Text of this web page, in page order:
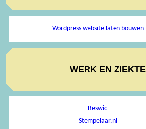
Wordpress website laten bouwen
WERK EN ZIEKTE
Beswic
Stempelaar.nl